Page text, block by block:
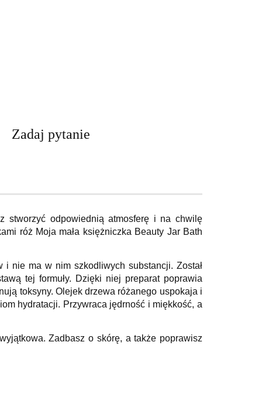
Zadaj pytanie
stworzyć odpowiednią atmosferę i na chwilę
róż Moja mała księżniczka Beauty Jar Bath
i nie ma w nim szkodliwych substancji. Został
tej formuły. Dzięki niej preparat poprawia
toksyny. Olejek drzewa różanego uspokaja i
hydratacji. Przywraca jędrność i miękkość, a
Zadbasz o skórę, a także poprawisz